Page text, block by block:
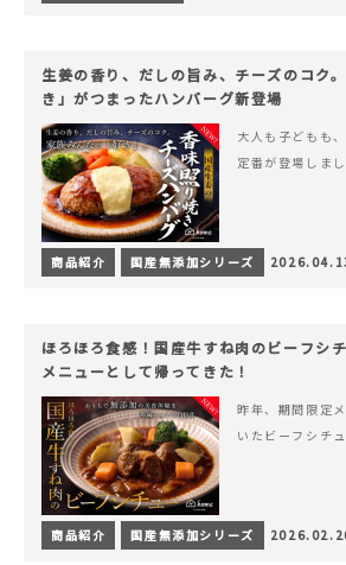
生姜の香り、だしの旨み、チーズのコク
き」がつまったハンバーグ新登場
大人も子どもも
定番が登場しまし
商品紹介 国産無添加シリーズ
ほろほろ食感！国産牛すね肉のビーフシ
メニューとして帰ってきた！
昨年、期間限定
いたビーフシチ
商品紹介 国産無添加シリーズ